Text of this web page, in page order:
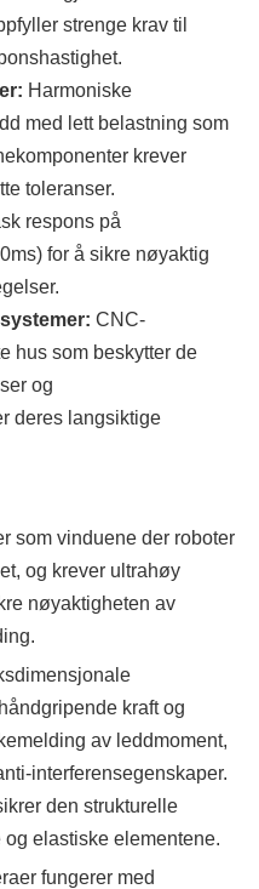
strenge krav til
Harmoniske
med lett belastning som
krever
toleranser.
respons på
for å sikre nøyaktig
CNC-
hus som beskytter de
og
deres langsiktige
som vinduene der roboter
og krever ultrahøy
nøyaktigheten av
kraft og
av leddmoment,
interferensegenskaper.
den strukturelle
elastiske elementene.
fungerer med